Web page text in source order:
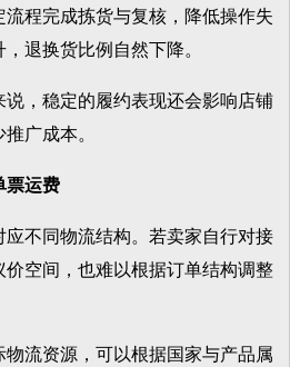
程完成拣货与复核，降低操作失
退换货比例自然下降。
，稳定的履约表现还会影响店铺
广成本。
运费
不同物流结构。若卖家自行对接
空间，也难以根据订单结构调整
流资源，可以根据国家与产品属